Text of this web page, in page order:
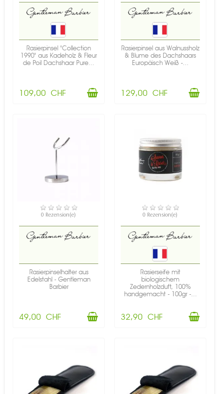
Rasierpinsel "Collection
1990" aus Kadeholz & Fleur
de Poil Dachshaar Pure...
109,00 CHF
Rasierpinsel aus Walnussholz
& Blume des Dachshaars
Europäisch Weiß -...
129,00 CHF
VERFÜGBAR
0 Rezension(e)
Rasierpinselhalter aus
Edelstahl - Gentleman
Barbier
49,00 CHF
VERFÜGBAR
0 Rezension(e)
Rasierseife mit
biologischem
Zedernholzduft, 100%
handgemacht - 100gr -...
32,90 CHF